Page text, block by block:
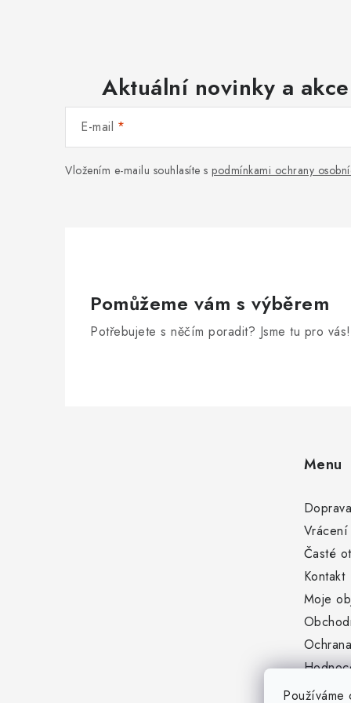
Aktuální novinky a
E-mail
Vložením e-mailu souhlasíte s podmínkami ochrany
Pomůžeme vám s výběrem
Potřebujete s něčím poradit? Jsme tu pro vás!
Menu
Časté
Kontakt
Moje